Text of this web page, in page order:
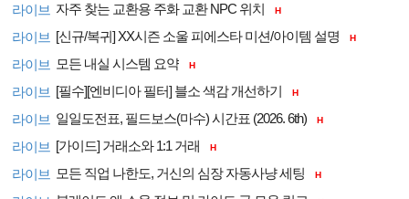
라이브 자주 찾는 교환용 주화 교환 NPC 위치 H
라이브 [신규/복귀] XX시즌 소울 피에스타 미션/아이템 설명 H
라이브 모든 내실 시스템 요약 H
라이브 [필수][엔비디아 필터] 블소 색감 개선하기 H
라이브 일일도전표, 필드보스(마수) 시간표 (2026. 6th) H
라이브 [가이드] 거래소와 1:1 거래 H
라이브 모든 직업 나한도, 거신의 심장 자동사냥 세팅 H